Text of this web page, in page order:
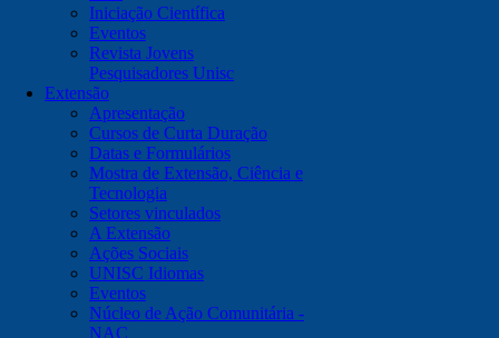
Iniciação Científica
Eventos
Revista Jovens
Pesquisadores Unisc
Extensão
Apresentação
Cursos de Curta Duração
Datas e Formulários
Mostra de Extensão, Ciência e
Tecnologia
Setores vinculados
A Extensão
Ações Sociais
UNISC Idiomas
Eventos
Núcleo de Ação Comunitária -
NAC